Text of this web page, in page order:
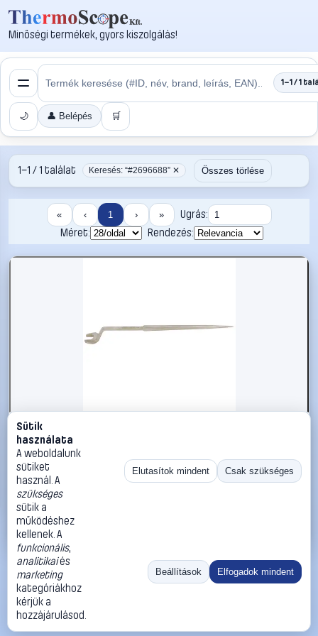
Minőségi termékek, gyors kiszolgálás!
1–1 / 1
🌙 👤 Belépés 🛒
1–1 / 1 találat Keresés: “#2696688” ✕ Összes törlése
« ‹ 1 › »
Ugrás:
Méret:
Rendezés:
#2696688
KS Tools 9638147 963.8147 Szerelő villáskulcs
Kulcsszélesség (metrikus) 34 mm
KS Tools Egyoldalas villáskulcsok
45 990 Ft
Kosárba
«
Ugrás:
Méret:
Rendezés:
©2026
ThermoScope
ÁSZF
Cégbemutató
Sütik
használata
A weboldalunk
sütiket
használ. A
szükséges
sütik a
működéshez
kellenek. A
funkcionális,
analitikaiés
marketing
kategóriákhoz
kérjük a
hozzájárulásod.
Elutasítok mindent Csak szükséges
Beállítások Elfogadok mindent